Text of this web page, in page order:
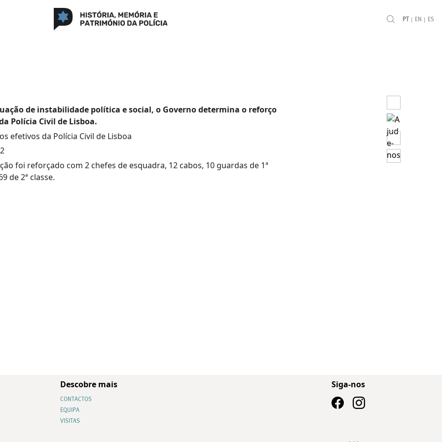
PT | EN | ES
de instabilidade política e social, o Governo determina o reforço
Polícia Civil de Lisboa.
efetivos da Polícia Civil de Lisboa
foi reforçado com 2 chefes de esquadra, 12 cabos, 10 guardas de 1ª
de 2ª classe.
Descobre mais
CONTACTOS
EQUIPA
VISITAS
Siga-nos